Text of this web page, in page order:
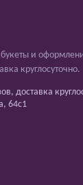
и
круглосуточно.
доставка
64с1